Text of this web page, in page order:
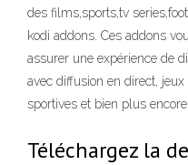
des films,sports,tv
kodi addons. Ces addons
assurer une expérience de
avec diffusion en direct,
sportives et bien plus encore .
Téléchargez la